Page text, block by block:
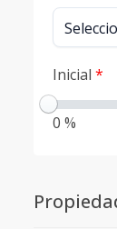
Inicial *
0 %